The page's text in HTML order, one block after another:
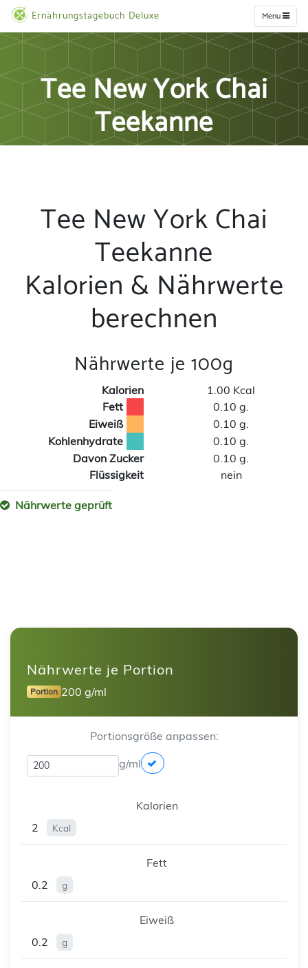
Ernährungstagebuch Deluxe Menu
Tee New York Chai
Teekanne
Tee New York Chai
Teekanne
Kalorien & Nährwerte
berechnen
Nährwerte je 100g
Kalorien
1.00 Kcal
Fett
0.10 g.
Eiweiß
0.10 g.
Kohlenhydrate
0.10 g.
Davon Zucker
0.10 g.
Flüssigkeit
nein
Nährwerte geprüft
Nährwerte je Portion
Portion 200 g/ml
Portionsgröße anpassen:
g/ml
Kalorien
2
Kcal
Fett
0.2
g
Eiweiß
0.2
g